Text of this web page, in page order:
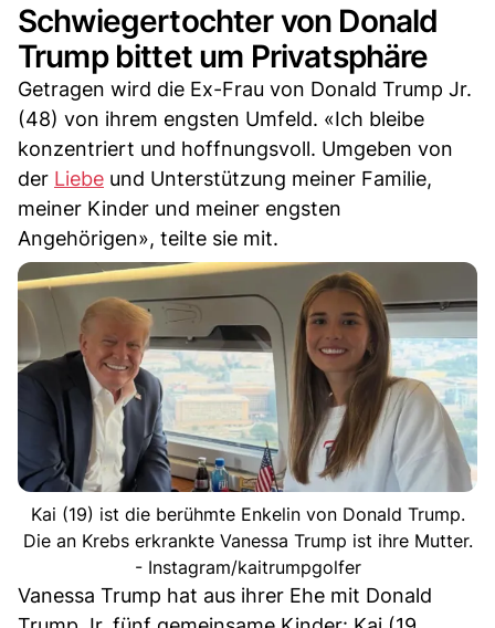
Schwiegertochter von Donald
Trump bittet um Privatsphäre
Getragen wird die Ex-Frau von Donald Trump Jr.
(48) von ihrem engsten Umfeld. «Ich bleibe
konzentriert und hoffnungsvoll. Umgeben von
der Liebe und Unterstützung meiner Familie,
meiner Kinder und meiner engsten
Angehörigen», teilte sie mit.
Kai (19) ist die berühmte Enkelin von Donald Trump.
Die an Krebs erkrankte Vanessa Trump ist ihre Mutter.
- Instagram/kaitrumpgolfer
Vanessa Trump hat aus ihrer Ehe mit Donald